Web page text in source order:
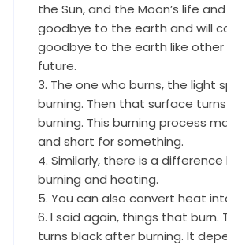
the Sun, and the Moon’s life
goodbye to the earth and will
goodbye to the earth like other
future.
3. The one who burns, the light
burning. Then that surface
burning. This burning process
and short for something.
4. Similarly, there is a
burning and heating.
5. You can also convert heat
6. I said again, things that burn.
turns black after burning. It